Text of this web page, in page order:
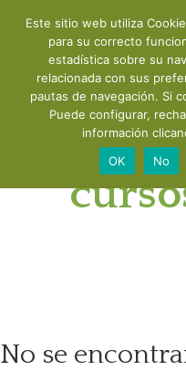
No se
Este sitio web utiliza
para su correcto
estadística sobre su
relacionada con sus
pautas de navegación. Si
Puede configurar,
información
OK
No